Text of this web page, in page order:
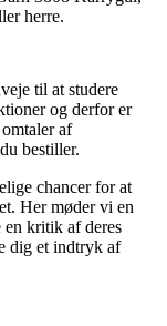
herre.
til at studere
og derfor er
af
bestiller.
chancer for at
Her møder vi en
kritik af deres
dig et indtryk af